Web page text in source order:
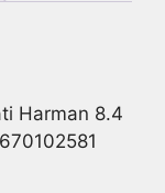
Harman 8.4